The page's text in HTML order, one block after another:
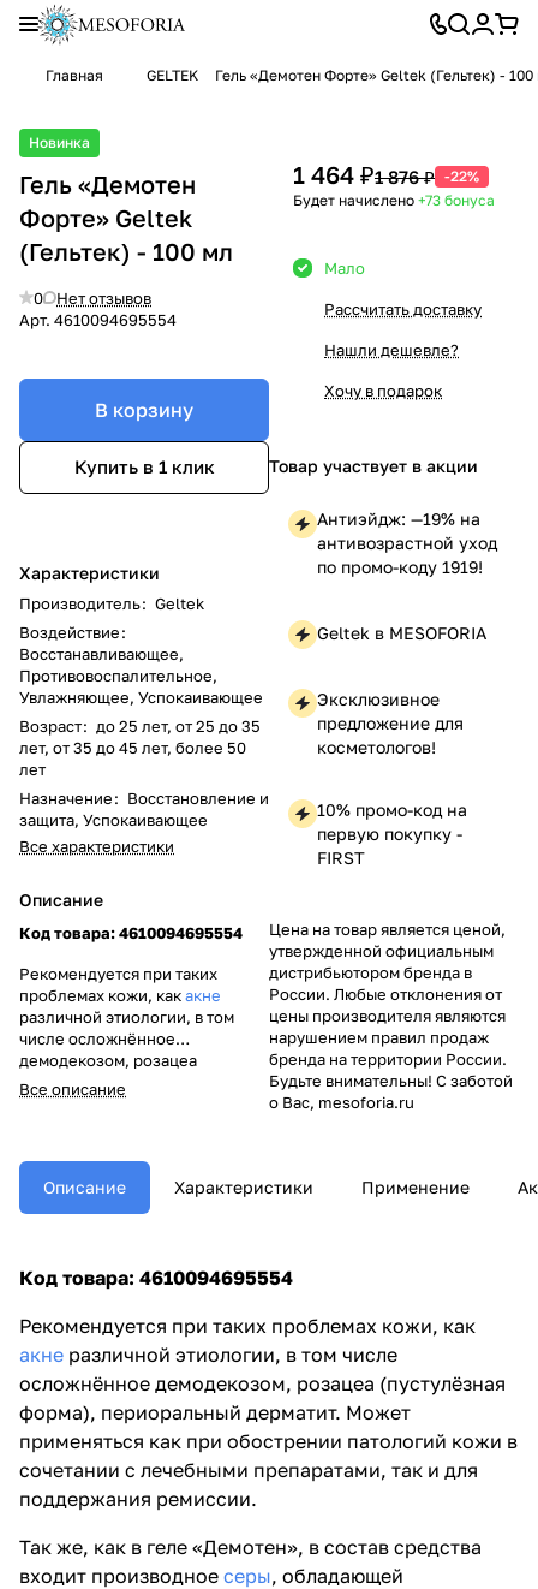
Главная GELTEK Гель «Демотен Форте» Geltek (Гельтек) - 100
Новинка
Гель «Демотен
Форте» Geltek
(Гельтек) - 100 мл
0
Нет отзывов
Арт. 4610094695554
В корзину
Купить в 1 клик
Характеристики
Производитель: Geltek
Воздействие:
Восстанавливающее,
Противовоспалительное,
Увлажняющее, Успокаивающее
Возраст: до 25 лет, от 25 до 35
лет, от 35 до 45 лет, более 50
лет
Назначение: Восстановление и
защита, Успокаивающее
Все характеристики
Описание
Код товара: 4610094695554
Рекомендуется при таких
проблемах кожи, какакне
различной этиологии, в том
числе осложнённое
демодекозом, розацеа
(пустулёзная форма),
периоральный дерматит. Может
сочетании с лечебными
препаратами, так и для
поддержания ремиссии.
Все описание
1 464 ₽1 876 ₽ -22%
Будет начислено +73 бонуса
Мало
Рассчитать доставку
Нашли дешевле?
Хочу в подарок
Товар участвует в акции
Антиэйдж: —19% на
антивозрастной уход
по промо-коду 1919!
Geltek в MESOFORIA
Эксклюзивное
предложение для
косметологов!
10% промо-код на
первую покупку -
FIRST
Цена на товар является ценой,
утвержденной официальным
дистрибьютором бренда в
России. Любые отклонения от
цены производителя являются
нарушением правил продаж
бренда на территории России.
Будьте внимательны! С заботой
о Вас, mesoforia.ru
Описание Характеристики Применение
Код товара: 4610094695554
Рекомендуется при таких проблемах кожи, как
акне различной этиологии, в том числе
осложнённое демодекозом, розацеа (пустулёзная
форма), периоральный дерматит. Может
применяться как при обострении патологий кожи в
сочетании с лечебными препаратами, так и для
поддержания ремиссии.
Так же, как в геле «Демотен», в состав средства
входит производное серы, обладающей